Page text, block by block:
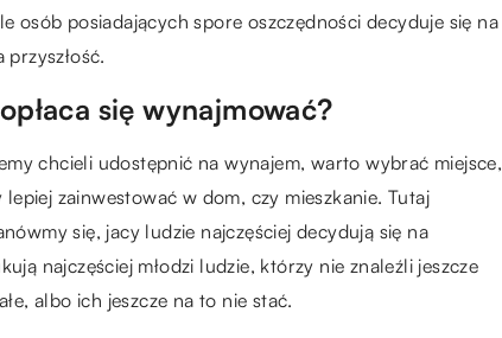
osób posiadających spore oszczędności decyduje się na
się wynajmować?
chcieli udostępnić na wynajem, warto wybrać miejsce,
zainwestować w dom, czy mieszkanie. Tutaj
się, jacy ludzie najczęściej decydują się na
najczęściej młodzi ludzie, którzy nie znaleźli jeszcze
albo ich jeszcze na to nie stać.